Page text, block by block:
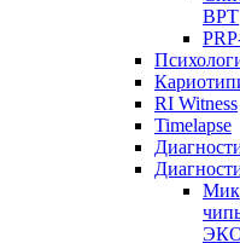
ВРТ
RI Witness
Timelapse